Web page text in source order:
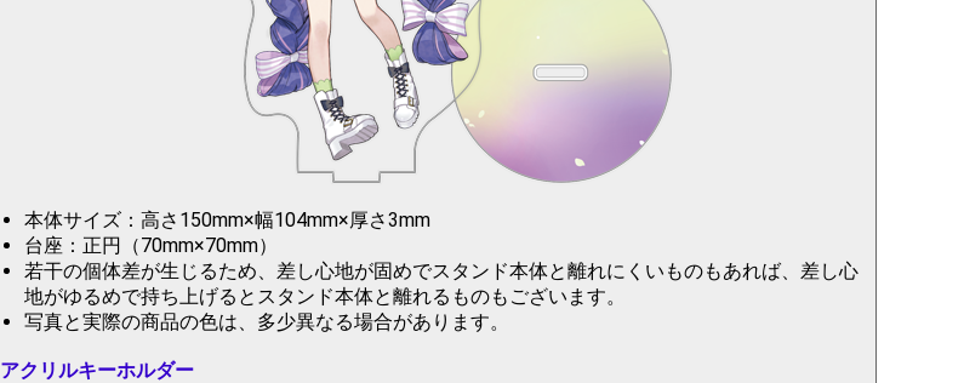
本体サイズ：高さ150mm×幅104mm×厚さ3mm
台座：正円（70mm×70mm）
若干の個体差が生じるため、差し心地が固めでスタンド本体と離れにくいものもあれば、差し心
地がゆるめで持ち上げるとスタンド本体と離れるものもございます。
写真と実際の商品の色は、多少異なる場合があります。
アクリルキーホルダー